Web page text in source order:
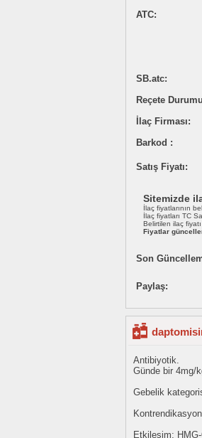
ATC:
SB.atc:
Reçete
İlaç Firması:
Barkod :
Satış Fiyatı:
Sitemizde
İlaç fiyatlarının
İlaç fiyatları TC
Belirtilen ilaç
Fiyatlar
Son
Paylaş:
Antibiyotik.
Günde bir 4mg/
Gebelik
Etkileşim;